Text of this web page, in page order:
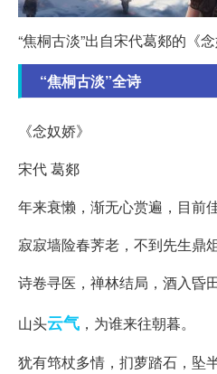
“焦桐古淡”出自宋代葛郯的《念
“焦桐古淡”全诗
《念奴娇》
宋代 葛郯
年来衰懒，渐无心赏遍，目前佳
寂寂墙险春荠老，不到先生鼎俎
诗卷寻医，禅林结局，酒入昏田
山头云气 ，为谁来往朝暮。
犹有筇杖多情，扪萝踏石，坠